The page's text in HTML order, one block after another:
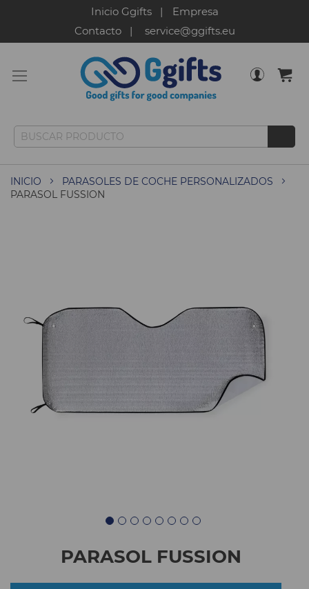
Inicio Ggifts
Empresa
Contacto
service@ggifts.eu
INICIO
PARASOLES DE COCHE PERSONALIZADOS
PARASOL FUSSION
PARASOL FUSSION